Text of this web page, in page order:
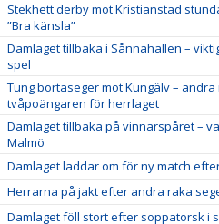
Stekhett derby mot Kristianstad
”Bra känsla”
Damlaget tillbaka i Sånnahallen –
spel
Tung bortaseger mot Kungälv – andra
tvåpoängaren för herrlaget
Damlaget tillbaka på vinnarspåret –
Malmö
Damlaget laddar om för ny match
Herrarna på jakt efter andra raka
Damlaget föll stort efter soppatorsk i